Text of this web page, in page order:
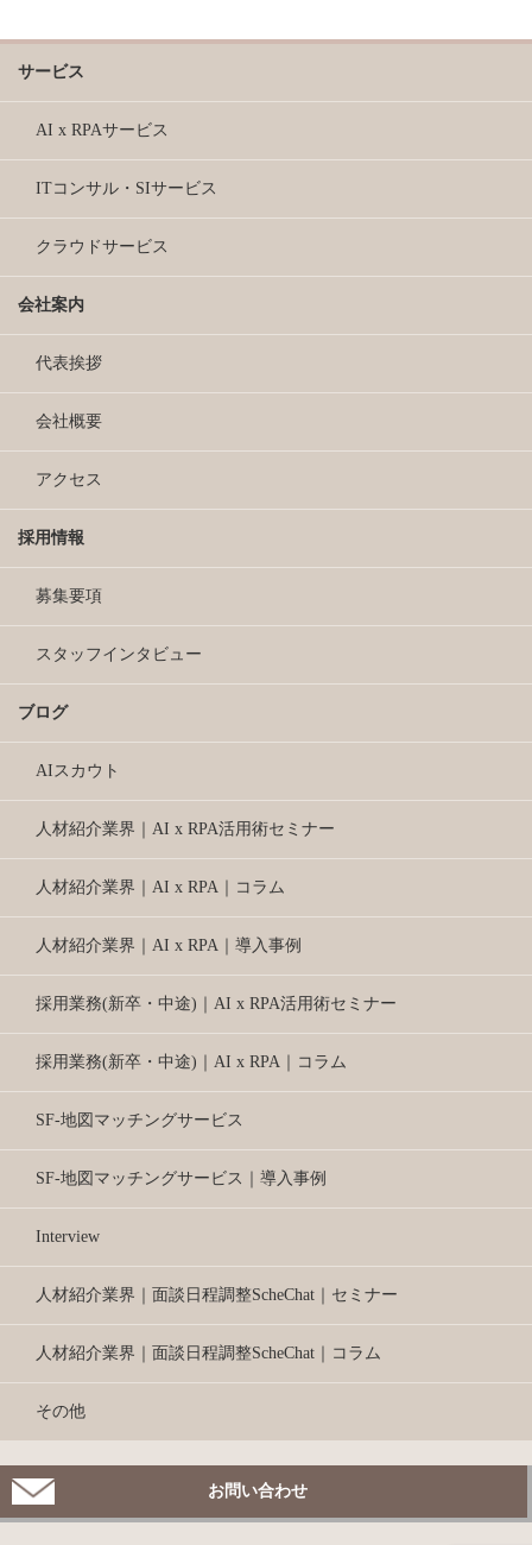
サービス
AI x RPAサービス
ITコンサル・SIサービス
クラウドサービス
会社案内
代表挨拶
会社概要
アクセス
採用情報
募集要項
スタッフインタビュー
ブログ
AIスカウト
人材紹介業界｜AI x RPA活用術セミナー
人材紹介業界｜AI x RPA｜コラム
人材紹介業界｜AI x RPA｜導入事例
採用業務(新卒・中途)｜AI x RPA活用術セミナー
採用業務(新卒・中途)｜AI x RPA｜コラム
SF-地図マッチングサービス
SF-地図マッチングサービス｜導入事例
Interview
人材紹介業界｜面談日程調整ScheChat｜セミナー
人材紹介業界｜面談日程調整ScheChat｜コラム
その他
お問い合わせ